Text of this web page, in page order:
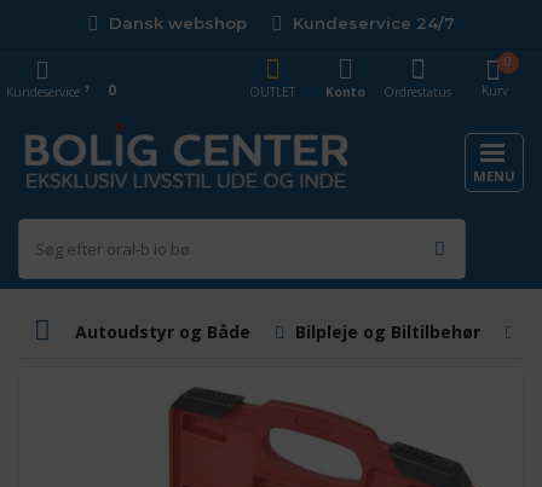
Dansk webshop Kundeservice 24/7
Kurv
0
OUTLET
Konto Ordrestatus
Kundeservice 0
MENU
Autoudstyr og Både Bilpleje og Biltilbehør